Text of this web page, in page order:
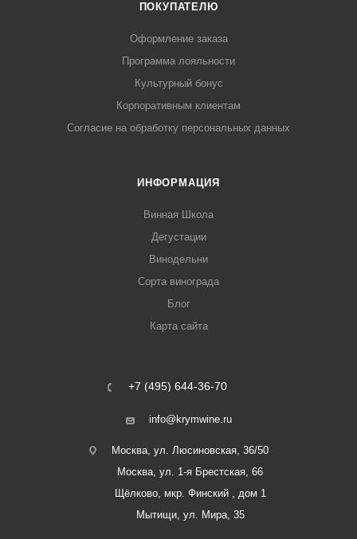
ПОКУПАТЕЛЮ
Оформление заказа
Программа лояльности
Культурный бонус
Корпоративным клиентам
Согласие на обработку персональных данных
ИНФОРМАЦИЯ
Винная Школа
Дегустации
Винодельни
Сорта винограда
Блог
Карта сайта
+7 (495) 644-36-70
info@krymwine.ru
Москва, ул. Люсиновская, 36/50
Москва, ул. 1-я Брестская, 66
Щёлково, мкр. Финский , дом 1
Мытищи, ул. Мира, 35